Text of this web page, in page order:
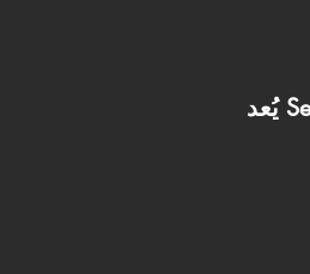
يُعد Seashore Hyde Park North Coast واحدًا من المشروعات السياحية المميزة في منطقة رأس الحكمة بالساحل